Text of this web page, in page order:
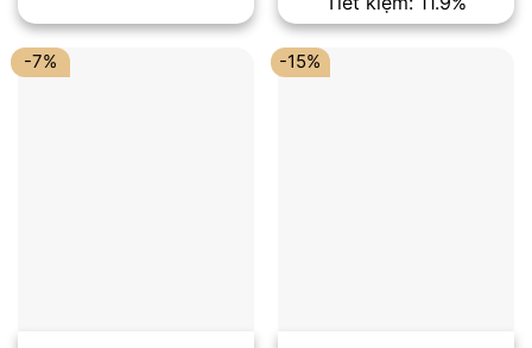
là:
1,350,000₫.
tại
là:
-7% -15%